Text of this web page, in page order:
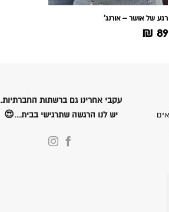
רגע של אושר – אורנג'
89
₪
עקבי אחרינו גם ברשתות החברתיות.
יש לנו הרגשה שתרגישי בבית...😍